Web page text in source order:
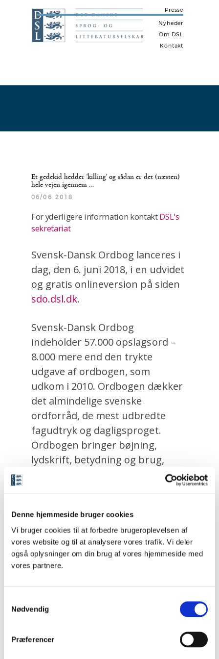
Denne hjemmeside bruger cookies
Vi bruger cookies til at forbedre brugeroplevelsen af
vores website og til at analysere vores trafik. Vi deler
også oplysninger om din brug af vores hjemmeside med
vores partnere.
Nødvendig
Præferencer
Presse
Nyheder
Om DSL
Kontakt
g
Et gedekid hedder 'killing' og sådan er det (næsten)
hele vejen igennem …
06/06 2018
For yderligere information kontaktDSL's
sekretariat
Svensk-Dansk Ordbog lanceres i
dag, den 6. juni 2018, i en udvidet
og gratis onlineversion på siden
sdo.dsl.dk.
Svensk-Dansk Ordbog
indeholder 57.000 opslagsord –
8.000 mere end den trykte
udgave af ordbogen, som
udkom i 2010. Ordbogen dækker
det almindelige svenske
ordforråd, de mest udbredte
fagudtryk og dagligsproget.
Ordbogen bringer bøjning,
lydskrift, betydning og brug,
eksempler og faste udtryk for
Ordbogen er primært beregnet
for danske brugere der har
behov for at vide hvad svenske
ord og udtryk betyder, og
man også søge på danske ord og
ordforklaringer de optræder i.